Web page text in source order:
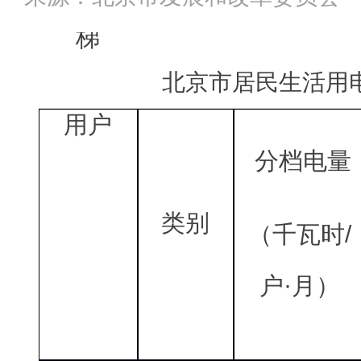
北京市居民生活用
用户
类别
分档电量
（千瓦时/
户·月）
梯